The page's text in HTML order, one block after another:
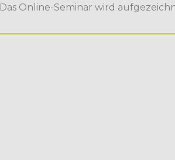
Das Online-Seminar wird